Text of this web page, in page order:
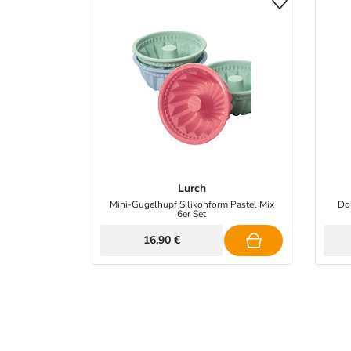
Lurch
Mini-Gugelhupf Silikonform Pastel Mix
6er Set
16,90 €